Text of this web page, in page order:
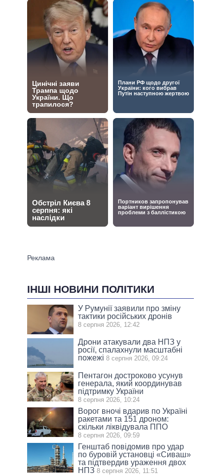
ІНШІ НОВИНИ ПОЛІТИКИ
У Румунії заявили про зміну
тактики російських дронів
8 серпня 2026, 12:42
Дрони атакували два НПЗ у
росії, спалахнули масштабні
пожежі 8 серпня 2026, 09:24
Пентагон достроково усунув
генерала, який координував
підтримку України
8 серпня 2026, 10:24
Ворог вночі вдарив по Україні
ракетами та 151 дроном:
скільки ліквідувала ППО
8 серпня 2026, 09:59
Генштаб повідомив про удар
по буровій установці «Сиваш»
та підтвердив ураження двох
НПЗ 8 серпня 2026, 11:51